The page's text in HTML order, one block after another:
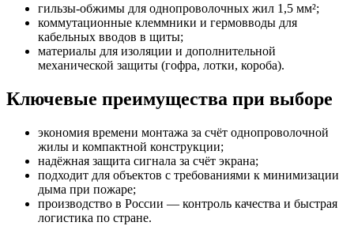
гильзы-обжимы для однопроволочных жил 1,5 мм²;
коммутационные клеммники и гермовводы для
кабельных вводов в щиты;
материалы для изоляции и дополнительной
механической защиты (гофра, лотки, короба).
Ключевые преимущества при выборе
экономия времени монтажа за счёт однопроволочной
жилы и компактной конструкции;
надёжная защита сигнала за счёт экрана;
подходит для объектов с требованиями к минимизации
дыма при пожаре;
производство в России — контроль качества и быстрая
логистика по стране.